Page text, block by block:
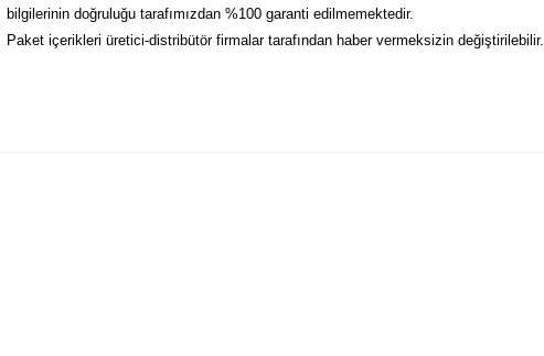
bilgilerinin doğruluğu tarafımızdan %100 garanti edilmemektedir.
Paket içerikleri üretici-distribütör firmalar tarafından haber vermeksizin değiştirilebilir.